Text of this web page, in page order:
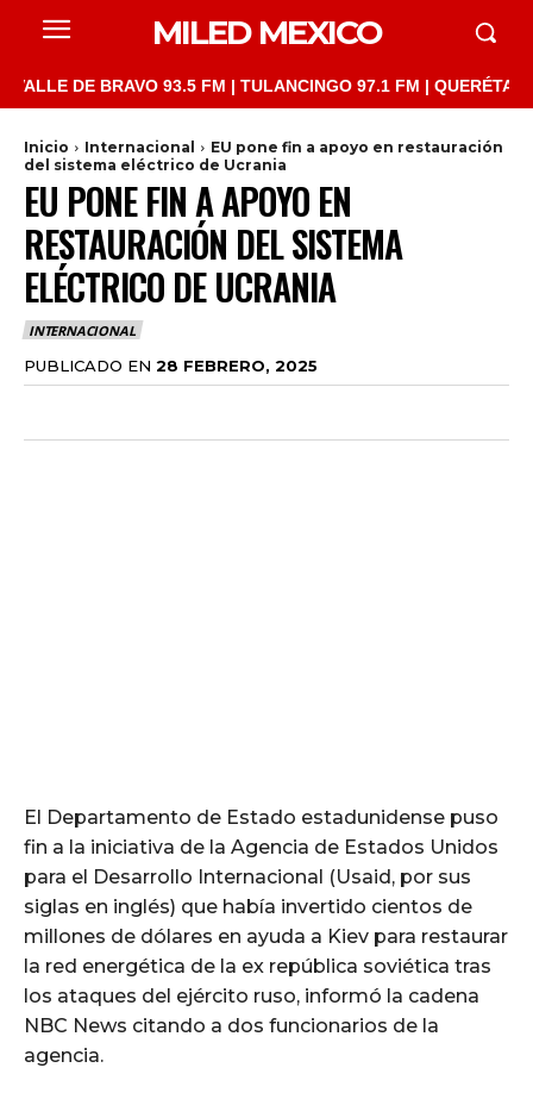
MILED MEXICO
DE BRAVO 93.5 FM | TULANCINGO 97.1 FM | QUERÉTARO
Inicio Internacional
EU pone fin a apoyo en restauración
del sistema eléctrico de Ucrania
EU PONE FIN A APOYO EN
RESTAURACIÓN DEL SISTEMA
ELÉCTRICO DE UCRANIA
INTERNACIONAL
PUBLICADO EN 28 FEBRERO, 2025
El Departamento de Estado estadunidense puso
fin a la iniciativa de la Agencia de Estados Unidos
para el Desarrollo Internacional (Usaid, por sus
siglas en inglés) que había invertido cientos de
millones de dólares en ayuda a Kiev para restaurar
la red energética de la ex república soviética tras
los ataques del ejército ruso, informó la cadena
NBC News citando a dos funcionarios de la
agencia.